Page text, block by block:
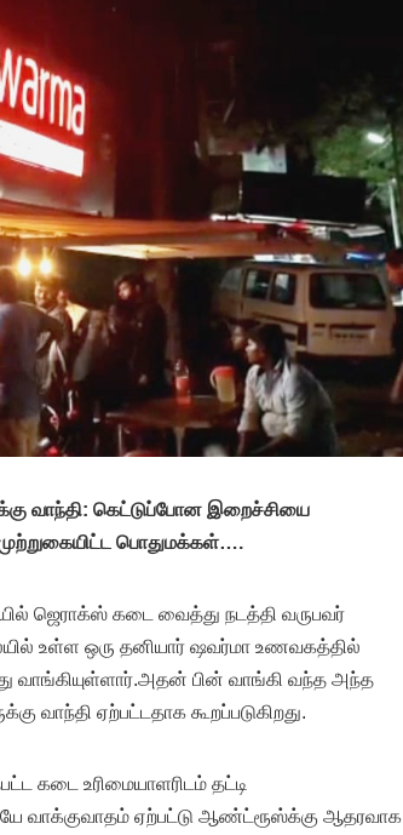
வாந்தி: கெட்டுப்போன இறைச்சியை
பொதுமக்கள்….
ஜெராக்ஸ் கடை வைத்து நடத்தி வருபவர்
உள்ள ஒரு தனியார் ஷவர்மா உணவகத்தில்
பின் வாங்கி வந்த அந்த
ஏற்பட்டதாக கூறப்படுகிறது.
கடை உரிமையாளரிடம் தட்டி
வாக்குவாதம் ஏற்பட்டு ஆண்ட்ரூஸ்க்கு ஆதரவாக